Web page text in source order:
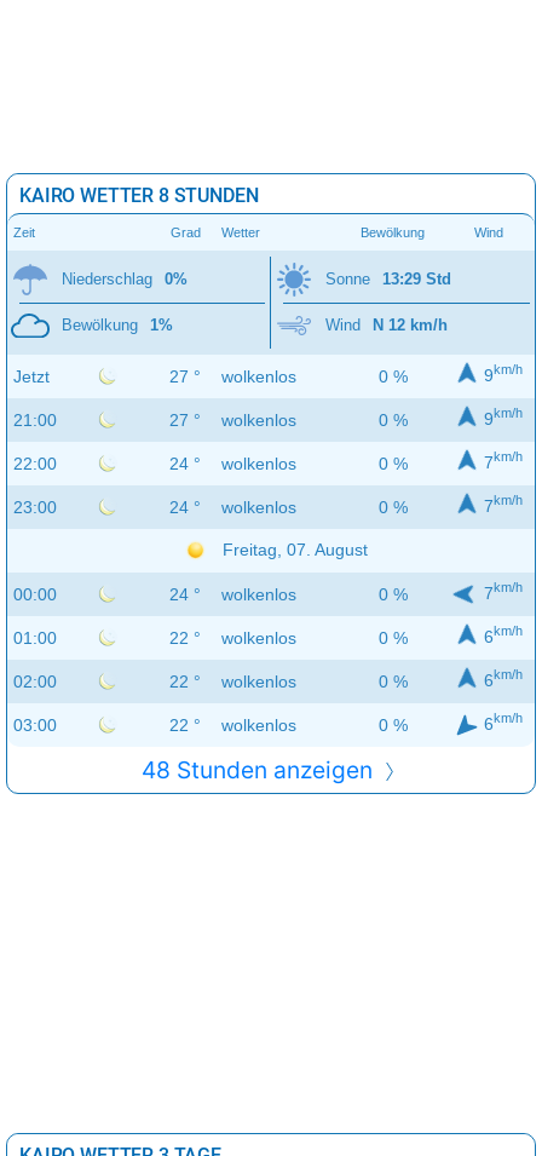
KAIRO WETTER 8 STUNDEN
Zeit Grad Wetter Bewölkung Wind
Niederschlag 0%
Bewölkung 1%
Sonne 13:29 Std
Wind N 12 km/h
Jetzt 27 ° wolkenlos 0 % 9km/h
21:00 27 ° wolkenlos 0 % 9km/h
22:00 24 ° wolkenlos 0 % 7km/h
23:00 24 ° wolkenlos 0 % 7km/h
Freitag, 07. August
00:00 24 ° wolkenlos 0 % 7km/h
01:00 22 ° wolkenlos 0 % 6km/h
02:00 22 ° wolkenlos 0 % 6km/h
03:00 22 ° wolkenlos 0 % 6km/h
48 Stunden anzeigen